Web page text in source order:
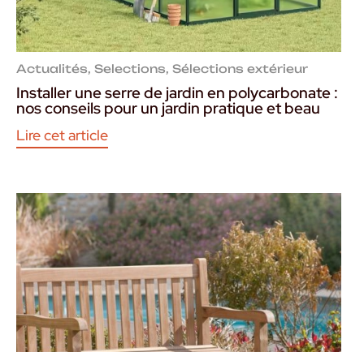
Actualités, Selections, Sélections extérieur
Installer une serre de jardin en polycarbonate :
nos conseils pour un jardin pratique et beau
Lire cet article